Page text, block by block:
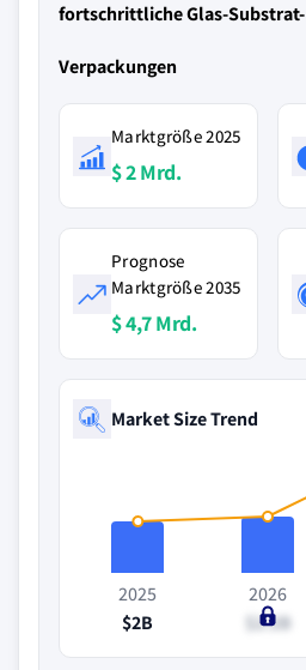
fortschrittliche Glas-Substrat-
Verpackungen
Marktgröße 2025
$ 2 Mrd.
Prognose
Marktgröße 2035
$ 4,7 Mrd.
Market Size Trend
2025
$2B
2026
$2.2B